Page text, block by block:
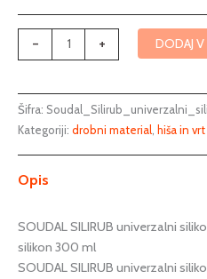
- + DODAJ
Šifra:
Kategoriji: drobni material hiša in vrt
Opis
SOUDAL SILIRUB univerzalni
silikon 300 ml
SOUDAL SILIRUB univerzalni